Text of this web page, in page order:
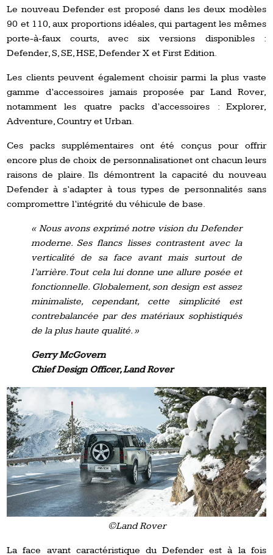
Le nouveau Defender est proposé dans les deux modèles
90 et 110, aux proportions idéales, qui partagent les mêmes
porte-à-faux courts, avec six versions disponibles :
Defender, S, SE, HSE, Defender X et First Edition.
Les clients peuvent également choisir parmi la plus vaste
gamme d’accessoires jamais proposée par Land Rover,
notamment les quatre packs d’accessoires : Explorer,
Adventure, Country et Urban.
Ces packs supplémentaires ont été conçus pour offrir
encore plus de choix de personnalisationet ont chacun leurs
raisons de plaire. Ils démontrent la capacité du nouveau
Defender à s’adapter à tous types de personnalités sans
compromettre l’intégrité du véhicule de base.
« Nous avons exprimé notre vision du Defender
moderne. Ses flancs lisses contrastent avec la
verticalité de sa face avant mais surtout de
l’arrière. Tout cela lui donne une allure posée et
fonctionnelle. Globalement, son design est assez
minimaliste, cependant, cette simplicité est
contrebalancée par des matériaux sophistiqués
de la plus haute qualité. »
Gerry McGovern
Chief Design Officer, Land Rover
©Land Rover
La face avant caractéristique du Defender est à la fois